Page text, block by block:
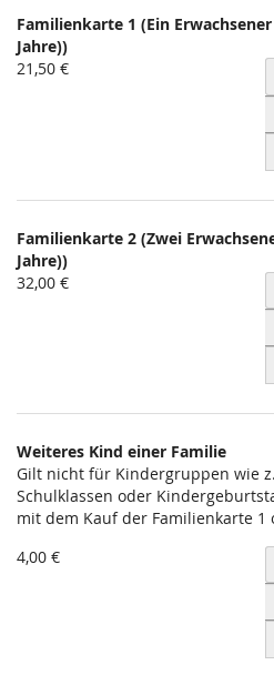
Familienkarte 1 (Ein
Jahre))
21,50 €
Familienkarte 2 (Zwei
Jahre))
32,00 €
Weiteres Kind einer Familie
Gilt nicht für Kindergruppen wie
Schulklassen oder
mit dem Kauf der Familienkarte 1
4,00 €